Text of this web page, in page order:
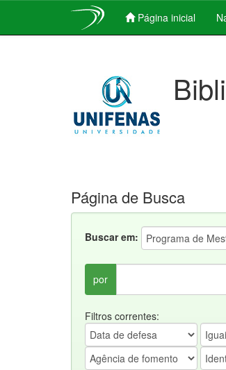
Página inicial
Página de Busca
Buscar em:
por
Filtros correntes: